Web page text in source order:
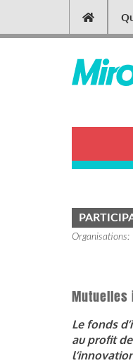
contenu
Main
Organisations
Mutuelles
Le fonds
au profit